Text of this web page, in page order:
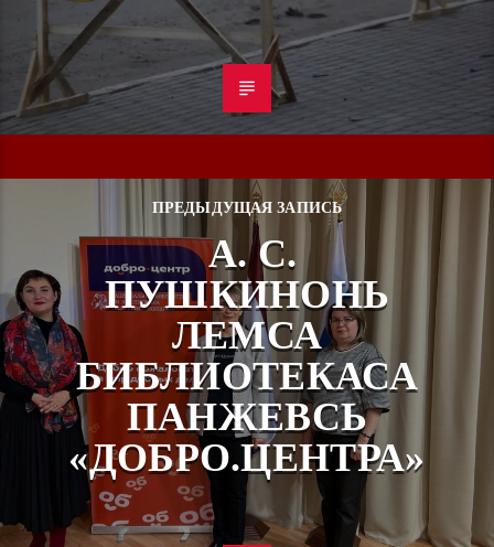
ПРЕДЫДУЩАЯ ЗАПИСЬ
А. С.
ПУШКИНОНЬ
ЛЕМСА
БИБЛИОТЕКАСА
ПАНЖЕВСЬ
«ДОБРО.ЦЕНТРА»